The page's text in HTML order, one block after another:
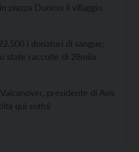
piazza Duomo il villaggio
i donatori di sangue;
state raccolte di 28mila
presidente di Avis
qui sotto)